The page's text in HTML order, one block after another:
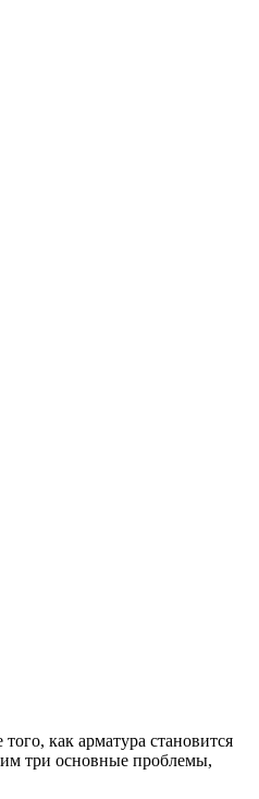
как арматура становится
три основные проблемы,